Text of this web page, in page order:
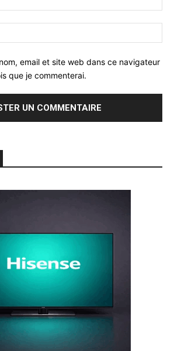
email et site web dans ce navigateur
que je commenterai.